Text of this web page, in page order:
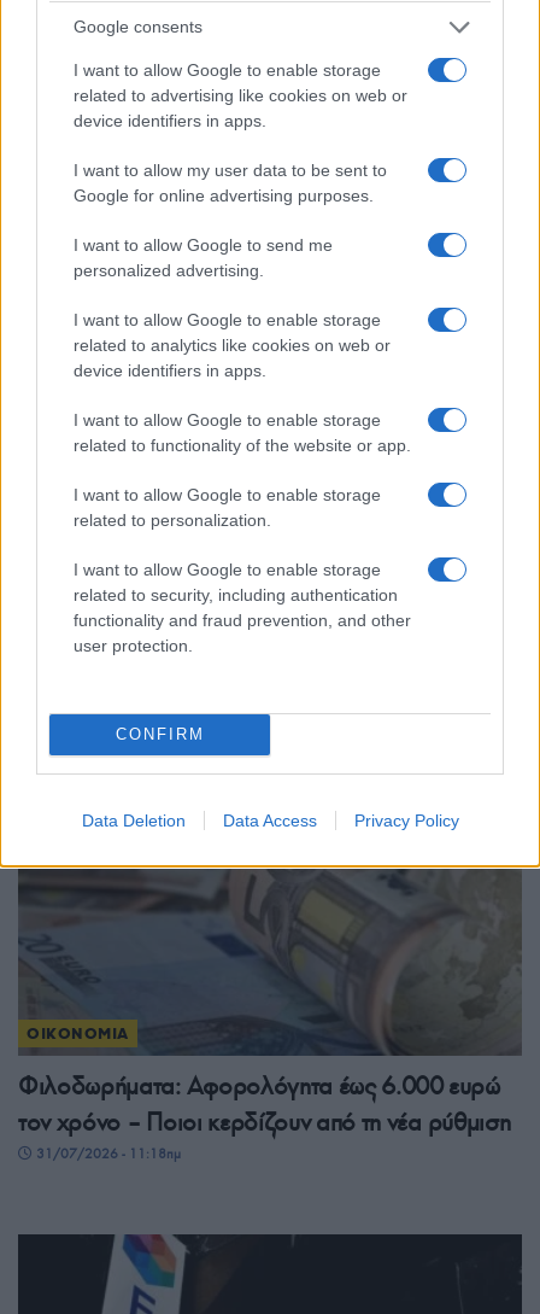
Google consents
I want to allow Google to enable storage
related to advertising like cookies on web or
device identifiers in apps.
I want to allow my user data to be sent to
Google for online advertising purposes.
I want to allow Google to send me
personalized advertising.
I want to allow Google to enable storage
related to analytics like cookies on web or
device identifiers in apps.
I want to allow Google to enable storage
related to functionality of the website or app.
I want to allow Google to enable storage
related to personalization.
I want to allow Google to enable storage
related to security, including authentication
functionality and fraud prevention, and other
user protection.
CONFIRM
Data Deletion Data Access Privacy Policy
ΟΙΚΟΝΟΜΙΑ
πρέπει να προλάβετε έως τις 31 Αυγούστου
ΟΙΚΟΝΟΜΙΑ
Φοιτητικό στεγαστικό επίδομα: Εκπνέει σήμερα η
ΟΙΚΟΝΟΜΙΑ
Φιλοδωρήματα: Αφορολόγητα έως 6.000 ευρώ
τον χρόνο – Ποιοι κερδίζουν από τη νέα ρύθμιση
31/07/2026 - 11:18πμ